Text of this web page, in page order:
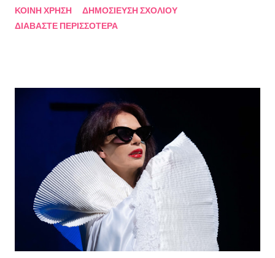
Κακαβά θα προβάλλεται από τις 3 Αυγούστου και κάθε Σάββατο
Λουκάς Κούτρας Τη δεύτερη εκπομπή τίμησαν ο πρώην
πρόεδρος της Ε.Σ.Ε., συγγραφέας, Στάθης Βαλούκος, ο
ιστορικός συγγραφέας Δρ Ιωάννης Δασκαρόλης, η
μουσικοσυνθέτης Πέννυ Μπινιάρη και ο σκηνοθέτης Στέργιος
Παπαευαγγέλου Σκηνοθεσία: Δημήτρης Σωτηράκης Βοηθός
Σκηνοθέτης: Νεκταρία Δασκαλάκη Παρουσιάστηκαν τα βιβλία
"Ο πόλεμος δεν τελείωσε ακόμα" μυθιστόρημα του Στάθη
Βαλούκου και τα ε...
ΚΟΙΝΉ ΧΡΉΣΗ
ΔΗΜΟΣΊΕΥΣΗ ΣΧΟΛΊΟΥ
ΔΙΑΒΆΣΤΕ ΠΕΡΙΣΣΌΤΕΡΑ